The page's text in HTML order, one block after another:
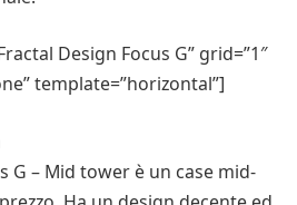
Design Focus G” grid=”1″
template=”horizontal”]
G – Mid tower è un case mid-